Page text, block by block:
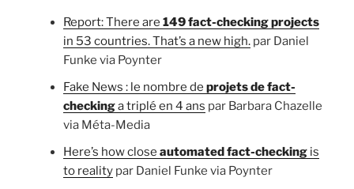
Report: There are 149 fact-checking projects
in 53 countries. That’s a new high. par Daniel
Funke via Poynter
Fake News : le nombre de projets de fact-
checkinga triplé en 4 ans par Barbara Chazelle
via Méta-Media
Here’s how close automated fact-checking is
to reality par Daniel Funke via Poynter